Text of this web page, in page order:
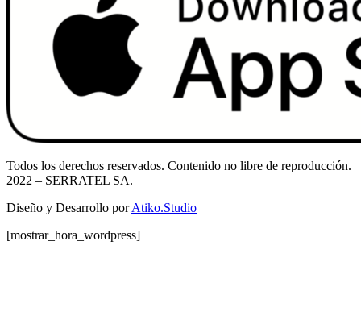
Todos los derechos reservados. Contenido no libre de reproducción.
2022 – SERRATEL SA.
Diseño y Desarrollo porAtiko.Studio
[mostrar_hora_wordpress]